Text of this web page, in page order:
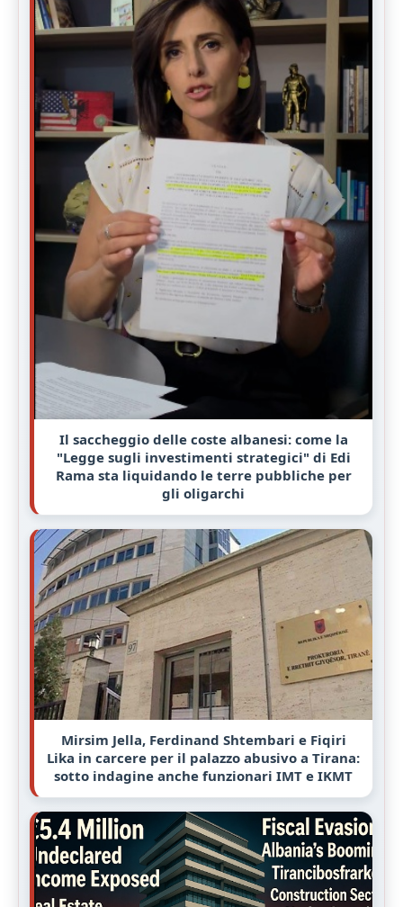
Il saccheggio delle coste albanesi: come la
"Legge sugli investimenti strategici" di Edi
Rama sta liquidando le terre pubbliche per
gli oligarchi
Mirsim Jella, Ferdinand Shtembari e Fiqiri
Lika in carcere per il palazzo abusivo a Tirana:
sotto indagine anche funzionari IMT e IKMT